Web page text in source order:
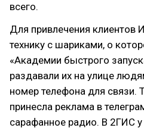
всего.
Для привлечения клиентов
технику с шариками, о
«Академии быстрого
раздавали их на улице
номер телефона для связи.
принесла реклама в
сарафанное радио. В 2ГИС